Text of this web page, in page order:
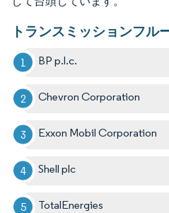
トランスミッションフル
BP p.l.c.
Chevron Corporation
Exxon Mobil Corporation
Shell plc
TotalEnergies